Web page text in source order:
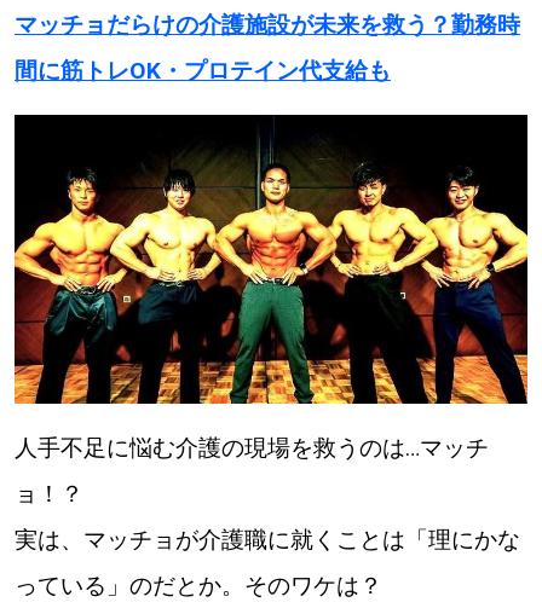
明日への”きっかけ”WEBマガジン
【いろんな価値観や生き方に触れたい】
Sitakke編集部 IKU 【まったり楽しみたい】
【暮らしの知恵を身につけたい】
【札幌のお気に入りを見つけたい】
【道央のお気に入りを見つけたい】
【道北のお気に入りを見つけたい】
【道東のお気に入りを見つけたい】
マッチョだらけの介護施設が未来を救う？勤務時
間に筋トレOK・プロテイン代支給も
人手不足に悩む介護の現場を救うのは…マッチ
ョ！？
実は、マッチョが介護職に就くことは「理にかな
っている」のだとか。そのワケは？